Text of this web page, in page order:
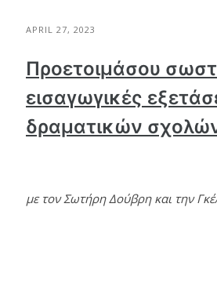
APRIL 27, 2023
Προετοιμάσου
εισαγωγικές
δραματικών
με τον Σωτήρη Δούβρη και την